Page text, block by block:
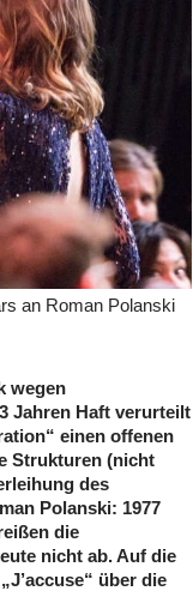
an Roman Polanski
wegen
Jahren Haft verurteilt
einen offenen
Strukturen (nicht
des
Polanski: 1977
die
nicht ab. Auf die
über die